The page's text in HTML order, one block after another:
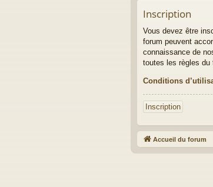
Inscription
Vous devez être
forum peuvent
connaissance de
toutes les règles du
Conditions
Inscription
Accueil du forum